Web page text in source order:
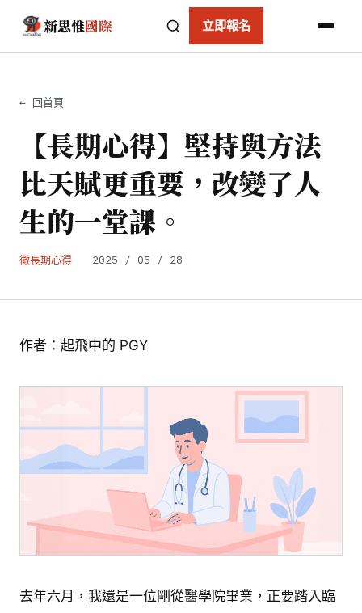
新思惟國際 立即報名
← 回首頁
【長期心得】堅持與方法
比天賦更重要，改變了人
生的一堂課。
徵長期心得 2025 / 05 / 28
作者：起飛中的 PGY
去年六月，我還是一位剛從醫學院畢業，正要踏入臨